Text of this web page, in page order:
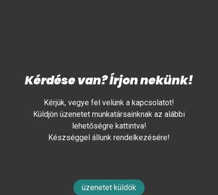
Kérdése van? Írjon nekünk!
Kérjük, vegye fel velünk a kapcsolatot!
Küldjön üzenetet munkatársainknak az alábbi
lehetőségre kattintva!
Készséggel állunk rendelkezésére!
üzenetet küldök